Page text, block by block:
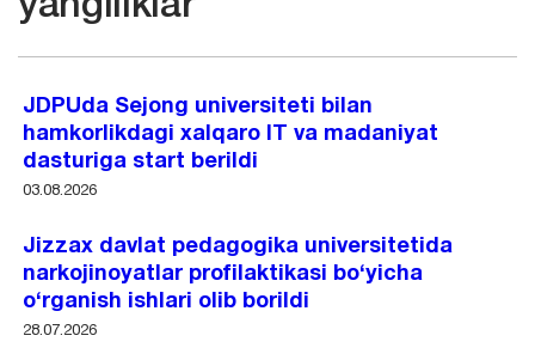
JDPUda Sejong universiteti bilan
hamkorlikdagi xalqaro IT va madaniyat
dasturiga start berildi
03.08.2026
Jizzax davlat pedagogika universitetida
narkojinoyatlar profilaktikasi bo‘yicha
o‘rganish ishlari olib borildi
28.07.2026